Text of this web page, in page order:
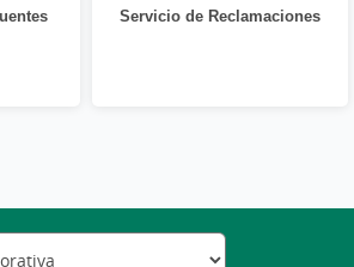
Servicio de Reclamaciones